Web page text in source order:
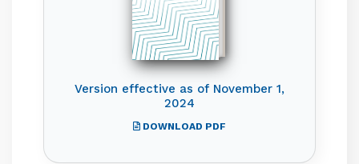
Version effective as of November 1,
2024
DOWNLOAD PDF